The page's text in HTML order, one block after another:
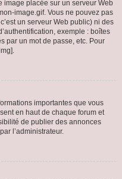
image placée sur un serveur Web
image.gif. Vous ne pouvez pas
un serveur Web public) ni des
exemple : boîtes
par un mot de passe, etc. Pour
importantes que vous
en haut de chaque forum et
de publier des annonces
l’administrateur.